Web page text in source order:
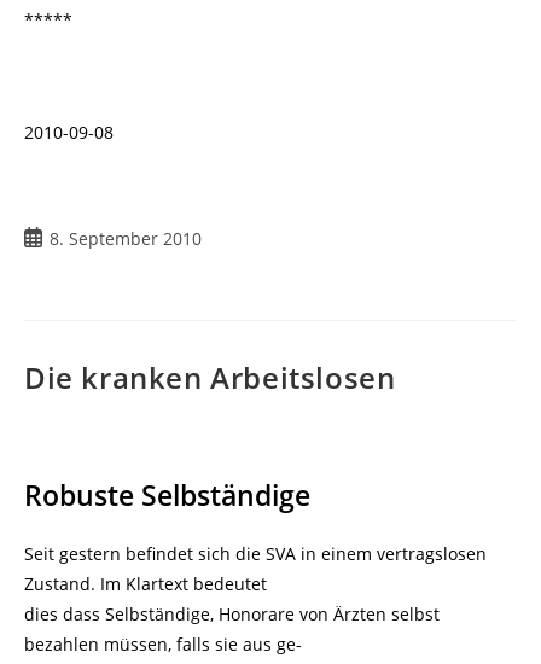
*****
2010-09-08
Beitrag
8. September 2010
Die kranken Arbeitslosen
Robuste Selbständige
Seit gestern befindet sich die SVA in einem vertragslosen
Zustand. Im Klartext bedeutet
dies dass Selbständige, Honorare von Ärzten selbst
bezahlen müssen, falls sie aus ge-